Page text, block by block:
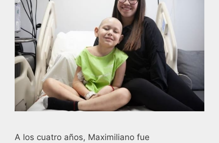
A los cuatro años, Maximiliano fue